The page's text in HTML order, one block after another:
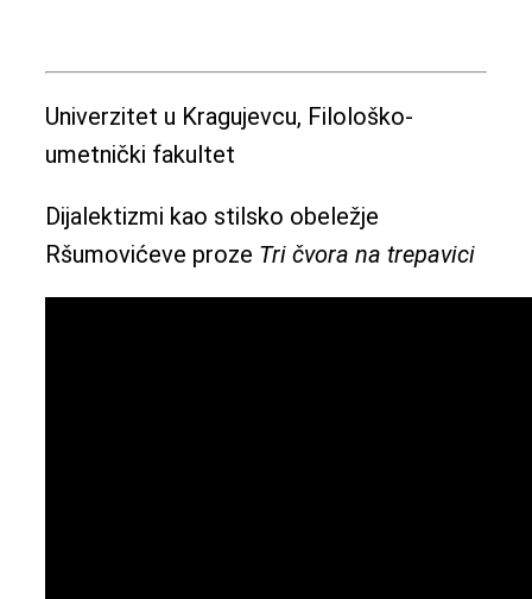
Univerzitet u Kragujevcu, Filološko-
umetnički fakultet
Dijalektizmi kao stilsko obeležje
Ršumovićeve proze Tri čvora na trepavici